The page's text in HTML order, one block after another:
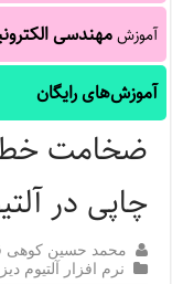
آموزشمهندسی
آموزش‌های رایگان
ضخامت
چاپی در
محمد حسین کوهی
نرم افزار آلتیوم